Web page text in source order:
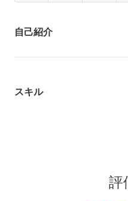
自己紹介
スキル
評